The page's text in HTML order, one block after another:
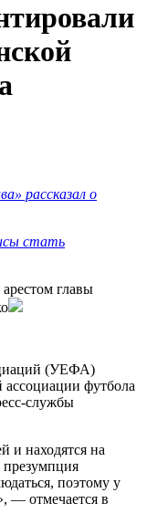
рассказал о
стать
главы
(УЕФА)
ассоциации футбола
службы
и находятся на
поэтому у
— отмечается в